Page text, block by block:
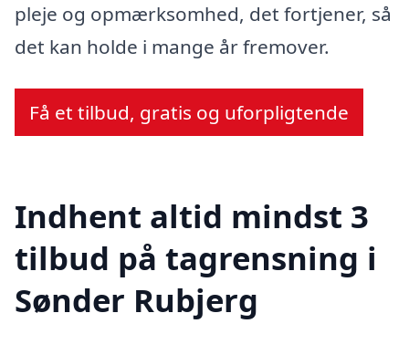
pleje og opmærksomhed, det fortjener, så
det kan holde i mange år fremover.
Få et tilbud, gratis og uforpligtende
Indhent altid mindst 3
tilbud på tagrensning i
Sønder Rubjerg